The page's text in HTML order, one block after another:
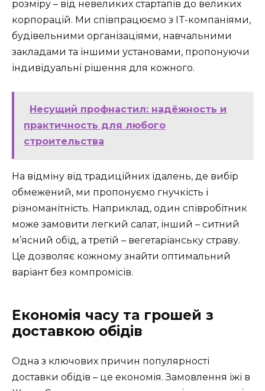
розміру – від невеликих стартапів до великих
корпорацій. Ми співпрацюємо з IT-компаніями,
будівельними організаціями, навчальними
закладами та іншими установами, пропонуючи
індивідуальні рішення для кожного.
Несущий профнастил: надёжность и
практичность для любого
строительства
На відміну від традиційних їдалень, де вибір
обмежений, ми пропонуємо гнучкість і
різноманітність. Наприклад, один співробітник
може замовити легкий салат, інший – ситний
м’ясний обід, а третій – вегетаріанську страву.
Це дозволяє кожному знайти оптимальний
варіант без компромісів.
Економія часу та грошей з
доставкою обідів
Одна з ключових причин популярності
доставки обідів – це економія. Замовлення їжі в